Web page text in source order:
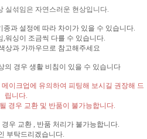
실섞임은 자연스러운 현상입니다
과 설정에 따라 차이가 있을 수 있습니다
워싱이 조금씩 다를 수 있습니다
상과 가까우므로 참고해주세요
의 경우 생활 비침이 있을 수 있습니다
이크업에 유의하여 피팅해 보시길 권장해 드
립니다.
경우 교환 및 반품이 불가능합니다.
경우 교환 반품 처리가 불가능합니다
부탁드리겠습니다.